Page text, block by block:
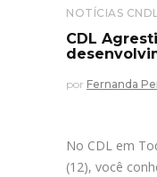
NOTÍCIAS
CDL
por Fernanda
No CDL em
(12), você